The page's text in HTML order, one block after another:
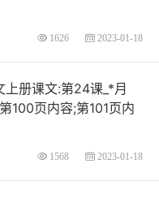
1626 2023-01-18
册课文:第24课_*月
100页内容;第101页内
1568 2023-01-18